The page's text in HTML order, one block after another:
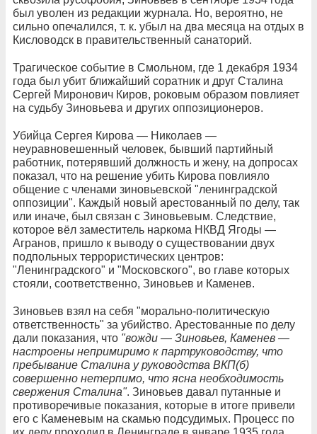
был уволен из редакции журнала. Но, вероятно, не
сильно опечалился, т. к. убыл на два месяца на отдых в
Кисловодск в правительственный санаторий.
Трагическое событие в Смольном, где 1 декабря 1934
года был убит ближайший соратник и друг Сталина
Сергей Миронович Киров, роковым образом повлияет
на судьбу Зиновьева и других оппозиционеров.
Убийца Сергея Кирова — Николаев —
неуравновешенный человек, бывший партийный
работник, потерявший должность и жену, на допросах
показал, что на решение убить Кирова повлияло
общение с членами зиновьевской "ленинградской
оппозиции". Каждый новый арестованный по делу, так
или иначе, был связан с Зиновьевым. Следствие,
которое вёл заместитель наркома НКВД Ягоды —
Агранов, пришло к выводу о существовании двух
подпольных террористических центров:
"Ленинградского" и "Московского", во главе которых
стояли, соответственно, Зиновьев и Каменев.
Зиновьев взял на себя "морально-политическую
ответственность" за убийство. Арестованные по делу
дали показания, что "вожди — Зиновьев, Каменев —
настроены непримиримо к партруководству, что
пребывание Сталина у руководства ВКП(б)
совершенно нетерпимо, что ясна необходимость
свержения Сталина". Зиновьев давал путанные и
противоречивые показания, которые в итоге привели
его с Каменевым на скамью подсудимых. Процесс по